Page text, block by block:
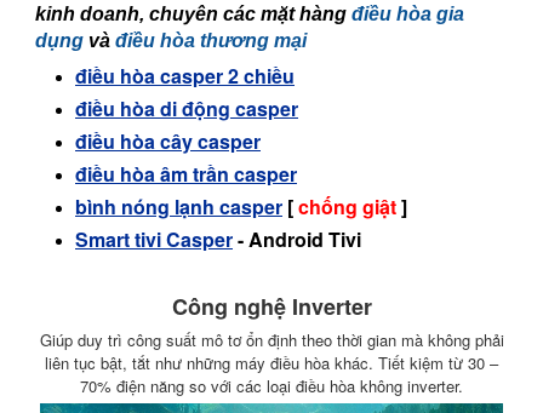
kinh doanh, chuyên các mặt hàng điều hòa gia
dụng và điều hòa thương mại
điều hòa casper 2 chiều
điều hòa di động casper
điều hòa cây casper
điều hòa âm trần casper
bình nóng lạnh casper [chống giật]
Smart tivi Casper- Android Tivi
Công nghệ Inverter
Giúp duy trì công suất mô tơ ổn định theo thời gian mà không phải
liên tục bật, tắt như những máy điều hòa khác. Tiết kiệm từ 30 –
70% điện năng so với các loại điều hòa không inverter.